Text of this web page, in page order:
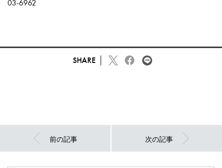
03-6962
SHARE
前の記事 次の記事